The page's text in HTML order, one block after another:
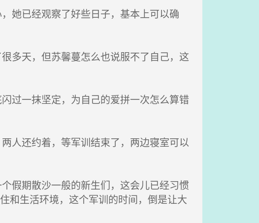
她已经观察了好些日子，基本上可以确
多天，但苏馨蔓怎么也说服不了自己，这
过一抹坚定，为自己的爱拼一次怎么算错
人还约着，等军训结束了，两边寝室可以
假期散沙一般的新生们，这会儿已经习惯
和生活环境，这个军训的时间，倒是让大